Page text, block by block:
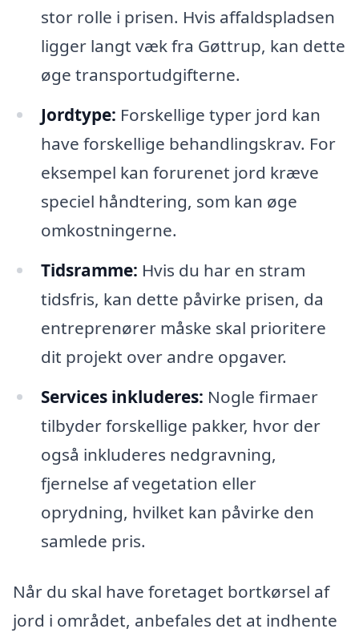
stor rolle i prisen. Hvis affaldspladsen
ligger langt væk fra Gøttrup, kan dette
øge transportudgifterne.
Jordtype: Forskellige typer jord kan
have forskellige behandlingskrav. For
eksempel kan forurenet jord kræve
speciel håndtering, som kan øge
omkostningerne.
Tidsramme: Hvis du har en stram
tidsfris, kan dette påvirke prisen, da
entreprenører måske skal prioritere
dit projekt over andre opgaver.
Services inkluderes: Nogle firmaer
tilbyder forskellige pakker, hvor der
også inkluderes nedgravning,
fjernelse af vegetation eller
oprydning, hvilket kan påvirke den
samlede pris.
Når du skal have foretaget bortkørsel af
jord i området, anbefales det at indhente